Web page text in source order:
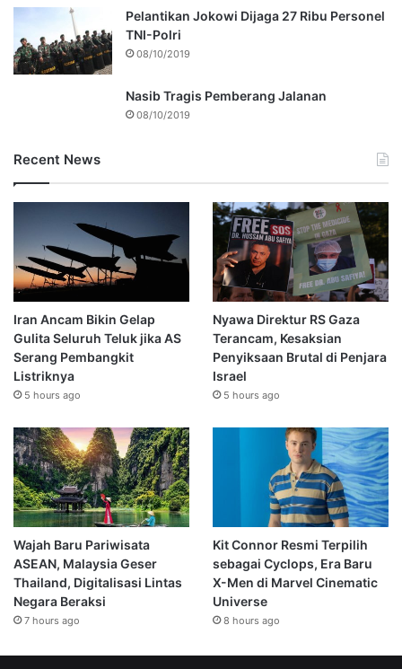
Pelantikan Jokowi Dijaga 27 Ribu Personel
TNI-Polri
08/10/2019
Nasib Tragis Pemberang Jalanan
08/10/2019
Recent News
Iran Ancam Bikin Gelap
Gulita Seluruh Teluk jika AS
Serang Pembangkit
Listriknya
5 hours ago
Nyawa Direktur RS Gaza
Terancam, Kesaksian
Penyiksaan Brutal di Penjara
Israel
5 hours ago
Wajah Baru Pariwisata
ASEAN, Malaysia Geser
Thailand, Digitalisasi Lintas
Negara Beraksi
7 hours ago
Kit Connor Resmi Terpilih
sebagai Cyclops, Era Baru
X-Men di Marvel Cinematic
Universe
8 hours ago